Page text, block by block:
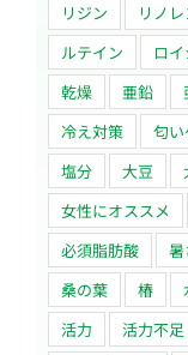
リジン
リノ
ルテイン
ロ
乾燥
亜鉛
冷え対策
匂い
塩分
大豆
女性にオススメ
必須脂肪酸
桑の葉
椿
活力
活力不足